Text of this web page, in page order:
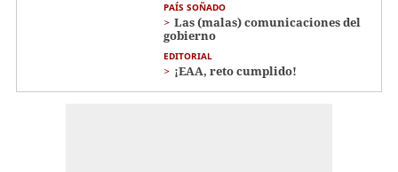
PAÍS SOÑADO
Las (malas) comunicaciones del
gobierno
EDITORIAL
¡EAA, reto cumplido!